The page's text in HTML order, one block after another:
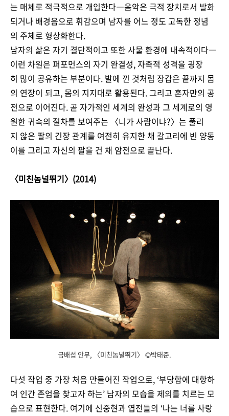
는 매체로 적극적으로 개입한다―음악은 극적 장치로서 발화
되거나 배경음으로 휘감으며 남자를 어느 정도 고독한 정념
의 주체로 형상화한다.
남자의 삶은 자기 결단적이고 또한 사물 환경에 내속적이다―
이런 차원은 퍼포먼스의 자기 완결성, 자족적 성격을 굉장
히 많이 공유하는 부분이다. 발에 낀 것처럼 장갑은 끝까지 몸
의 연장이 되고, 몸의 지지대로 활용된다. 그리고 혼자만의 공
전으로 이어진다. 곧 자가적인 세계의 완성과 그 세계로의 영
원한 귀속의 절차를 보여주는 〈니가 사람이냐?〉는 풀리
지 않은 팔의 긴장 관계를 여전히 유지한 채 갈고리에 빈 양동
이를 그리고 자신의 팔을 건 채 암전으로 끝난다.
〈미친놈널뛰기〉(2014)
금배섭 안무, 〈미친놈널뛰기〉 ©박태준.
다섯 작업 중 가장 처음 만들어진 작업으로, ‘부당함에 대항하
여 인간 존엄을 찾고자 하는’ 남자의 모습을 제의를 치르는 모
습으로 표현한다. 여기에 신중현과 엽전들의 ‘나는 너를 사랑